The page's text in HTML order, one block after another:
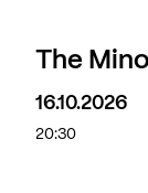
The
16.10.2026
20:30